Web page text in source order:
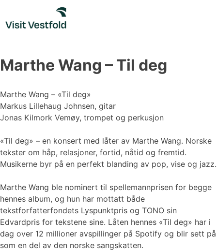
content
Marthe Wang – Til deg
Marthe Wang – «Til deg»
Markus Lillehaug Johnsen, gitar
Jonas Kilmork Vemøy, trompet og perkusjon
«Til deg» – en konsert med låter av Marthe Wang. Norske
tekster om håp, relasjoner, fortid, nåtid og fremtid.
Musikerne byr på en perfekt blanding av pop, vise og jazz.
Marthe Wang ble nominert til spellemannprisen for begge
hennes album, og hun har mottatt både
tekstforfatterfondets Lyspunktpris og TONO sin
Edvardpris for tekstene sine. Låten hennes «Til deg» har i
dag over 12 millioner avspillinger på Spotify og blir sett på
som en del av den norske sangskatten.